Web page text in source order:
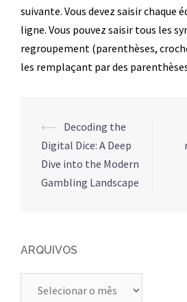
suivante. Vous devez saisir chaque
ligne. Vous pouvez saisir tous les
regroupement (parenthèses,
les remplaçant par des
Navegação
de
posts
⟵ Decoding the
Digital Dice: A Deep
Dive into the Modern
Gambling Landscape
ARQUIVOS